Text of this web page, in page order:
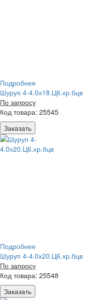
Подробнее
Шуруп 4-4.0х18.Ц6.хр.бцв
По запросу
Код товара: 25545
Заказать
Подробнее
Шуруп 4-4.0х20.Ц6.хр.бцв
По запросу
Код товара: 25548
Заказать